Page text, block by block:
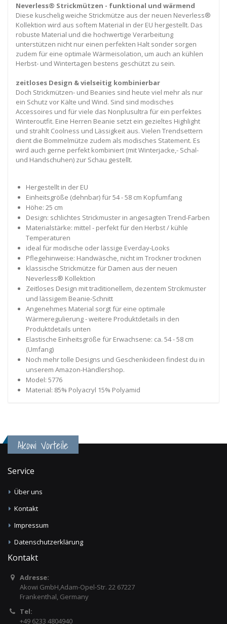
Neverless® Strickmützen - funktional und wärmend
Diese kuschelig weiche Strickmütze aus der neuen Neverless®
Kollektion wird aus softem Material in der EU hergestellt. Das
robuste Material und die hochwertige Verarbeitung
unterstützen nicht nur einen perfekten Halt sonder sorgen
zudem für eine optimale Wärmeisolation, um auch an kühlen
Herbst- und Wintertagen bestens geschützt zu sein.
zeitloses Design & vielseitig kombinierbar
Doch Strickmützen- und Beanies sind heute viel mehr als nur
ein Schutz vor Kälte und Wind. Sind sind modisches
Accessoires und für viele das Nonplusultra für ein perfektes
Winteroutfit. Eine Herren Beanie setzt ein gezieltes Highlight
und strahlt Coolness und Lässigkeit aus. Vielen Trendsettern
dient die Bommelmütze zudem als modisches Statement. Es
wird auch gerne perfekt kombiniert (mit Winterjacke,- Schal-
und Handschuhen) zur Schau gestellt.
Hergestellt in der EU
Einheitsgröße (dehnbar) für 54 - 58 cm Kopfumfang
Höhe: 25 cm
Design: schlichtes Strickmuster in angesagten Trend-Farben
Materialstärke: mittel - perfekt für den Herbst / kühle
Temperaturen
ideal für modische oder lässige Everday-Looks
Pflegehinweise: Handwäsche, nicht im Trockner trocknen
klassische Strickmütze für Damen aus der neuen
Neverless® Kollektion
Zeitloses Design mit traditionellem, dezentem Strcikmuster
und lässigem Beanie-Schnitt
Angenehmes Material sorgt für eine optimale
Wärmeregulierung - weitere Produktdetails in den
Produktdetails unten
Elastische Einheitsgröße für Erwachsene: ca. 54 - 58 cm
(Umfang)
Noch mehr tolle Designs und Geschenkideen findest du in
unserem Amazon-Händlershop.
Model: 5776
Material: 85% Polyacryl 15% Polyamid
Akowi Vorteile
Service
Über uns
Kontakt
Impressum
Datenschutzerklärung
Kontakt
Adresse:
Akowi GmbH,Adam-Opel-Str. 22 67227
Frankenthal, Germany
Tel:
+49 6233 4804940